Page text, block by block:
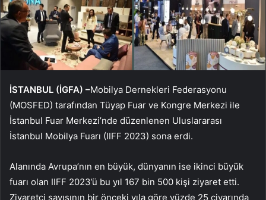
İSTANBUL (İGFA) –Mobilya Dernekleri Federasyonu
(MOSFED) tarafından Tüyap Fuar ve Kongre Merkezi ile
İstanbul Fuar Merkezi’nde düzenlenen Uluslararası
İstanbul Mobilya Fuarı (IIFF 2023) sona erdi.
Alanında Avrupa’nın en büyük, dünyanın ise ikinci büyük
fuarı olan IIFF 2023’ü bu yıl 167 bin 500 kişi ziyaret etti.
Ziyaretçi sayısının bir önceki yıla göre yüzde 25 civarında